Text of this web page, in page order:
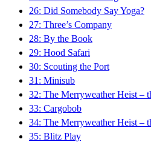
26: Did Somebody Say Yoga?
27: Three’s Company
28: By the Book
29: Hood Safari
30: Scouting the Port
31: Minisub
32: The Merryweather Heist –
33: Cargobob
34: The Merryweather Heist –
35: Blitz Play